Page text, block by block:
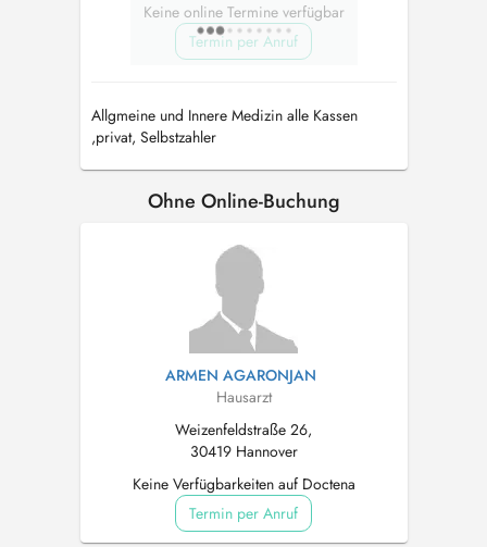
Keine online Termine verfügbar
Termin per Anruf
Allgmeine und Innere Medizin alle Kassen
,privat, Selbstzahler
Ohne Online-Buchung
ARMEN AGARONJAN
Hausarzt
Weizenfeldstraße 26,
30419 Hannover
Keine Verfügbarkeiten auf Doctena
Termin per Anruf